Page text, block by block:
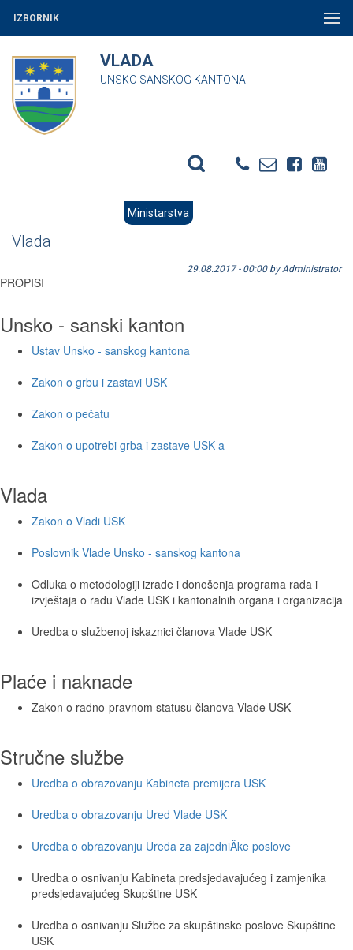
IZBORNIK
VLADA
UNSKO SANSKOG KANTONA
Ministarstva
Vlada
29.08.2017 - 00:00 by Administrator
PROPISI
Unsko - sanski kanton
Ustav Unsko - sanskog kantona
Zakon o grbu i zastavi USK
Zakon o pečatu
Zakon o upotrebi grba i zastave USK-a
Vlada
Zakon o Vladi USK
Poslovnik Vlade Unsko - sanskog kantona
Odluka o metodologiji izrade i donošenja programa rada i
izvještaja o radu Vlade USK i kantonalnih organa i organizacija
Uredba o službenoj iskaznici članova Vlade USK
Plaće i naknade
Zakon o radno-pravnom statusu članova Vlade USK
Stručne službe
Uredba o obrazovanju Kabineta premijera USK
Uredba o obrazovanju Ured Vlade USK
Uredba o obrazovanju Ureda za zajedniÄke poslove
Uredba o osnivanju Kabineta predsjedavajućeg i zamjenika
predsjedavajućeg Skupštine USK
Uredba o osnivanju Službe za skupštinske poslove Skupštine
USK